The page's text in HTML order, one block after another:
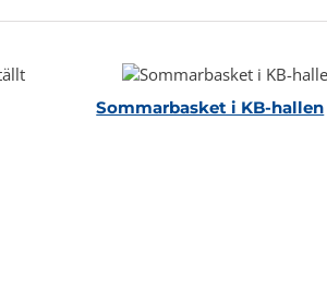
Sommarbasket i KB-hallen